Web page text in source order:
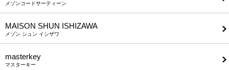
メゾンコードサーティーン
MAISON SHUN ISHIZAWA
メゾン シュン イシザワ
masterkey
マスターキー